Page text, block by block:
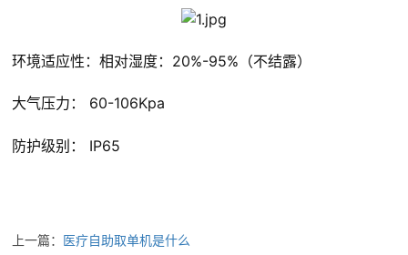
环境适应性：相对湿度：20%-95%（不结露）
大气压力： 60-106Kpa
防护级别： IP65
上一篇： 医疗自助取单机是什么